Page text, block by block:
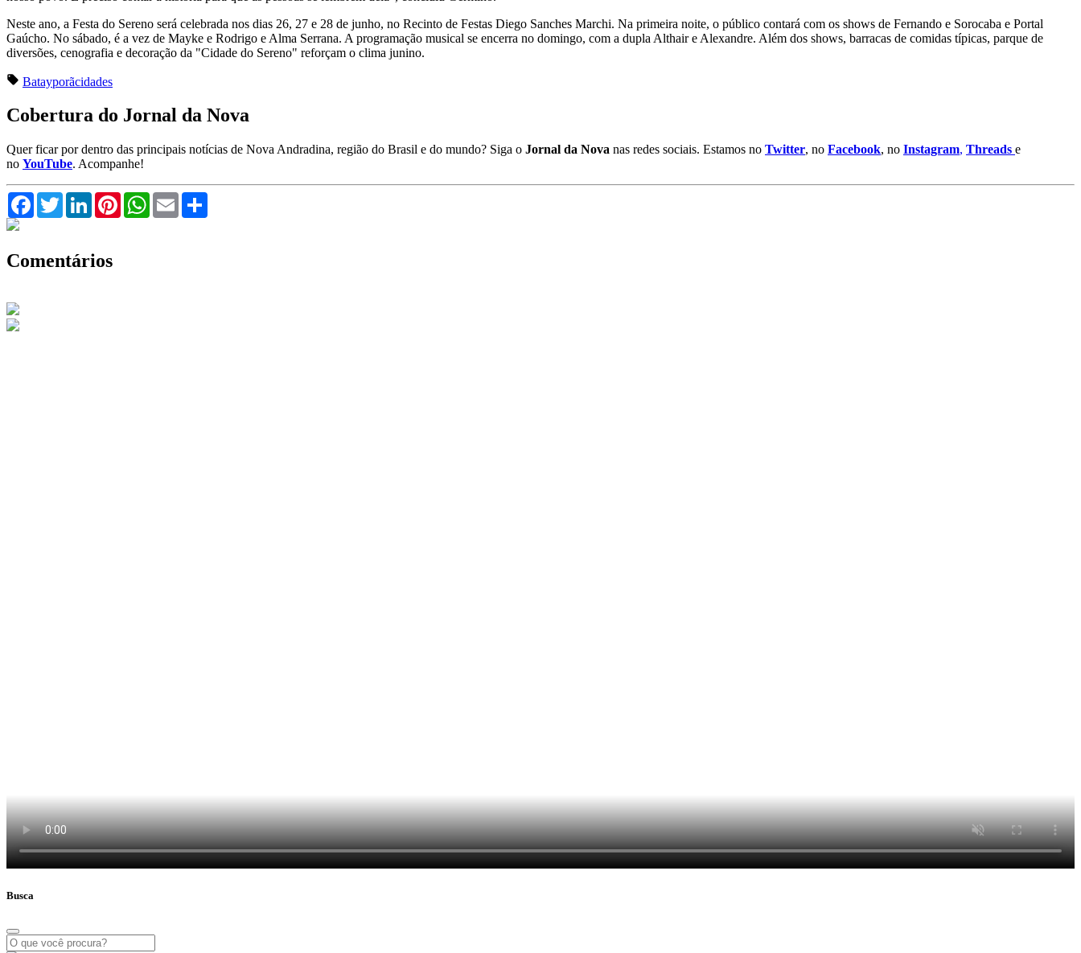
Neste ano, a Festa do Sereno será celebrada nos dias 26, 27 e 28 de junho, no Recinto de Festas Diego Sanches Marchi. Na primeira noite, o público contará com os shows de Fernando e Sorocaba e Portal
Gaúcho. No sábado, é a vez de Mayke e Rodrigo e Alma Serrana. A programação musical se encerra no domingo, com a dupla Althair e Alexandre. Além dos shows, barracas de comidas típicas, parque de
diversões, cenografia e decoração da "Cidade do Sereno" reforçam o clima junino.
Batayporãcidades
Cobertura do Jornal da Nova
Quer ficar por dentro das principais notícias de Nova Andradina, região do Brasil e do mundo? Siga o Jornal da Nova nas redes sociais. Estamos no Twitter, no Facebook, no Instagram, Threads e
no YouTube. Acompanhe!
FacebookTwitterLinkedInPinterestWhatsApp
Email
Comentários
Busca